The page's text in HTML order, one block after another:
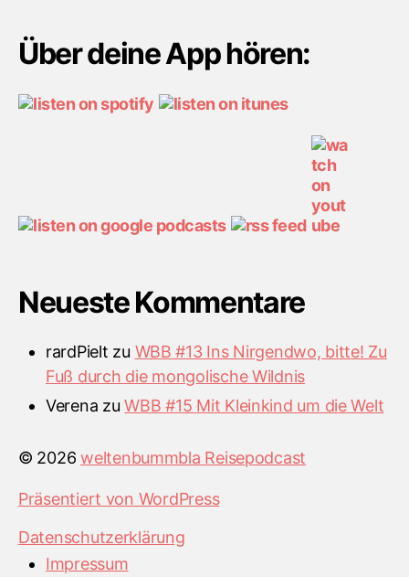
Über deine App hören:
Neueste Kommentare
rardPielt zu WBB #13 Ins Nirgendwo, bitte! Zu
Fuß durch die mongolische Wildnis
Verena zuWBB #15 Mit Kleinkind um die Welt
© 2026weltenbummbla Reisepodcast
Präsentiert von WordPress
Datenschutzerklärung
Impressum